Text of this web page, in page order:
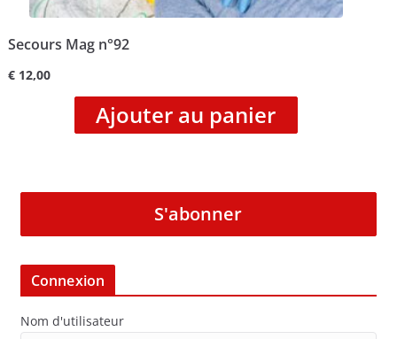
Secours Mag n°92
€12,00
Ajouter au panier
S'abonner
Connexion
Nom d'utilisateur